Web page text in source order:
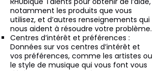
notamment les produits que vous
utilisez, et d’autres renseignements qui
nous aident à résoudre votre problème.
Centres d’intérêt et préférences :
Données sur vos centres d’intérêt et
vos préférences, comme les artistes ou
le style de musique qui vous font vous